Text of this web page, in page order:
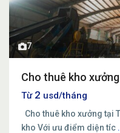
7
Cho thuê kho
Từ 2 usd/tháng
Cho thuê kho xưởng tại
kho Với ưu điểm diện tíc